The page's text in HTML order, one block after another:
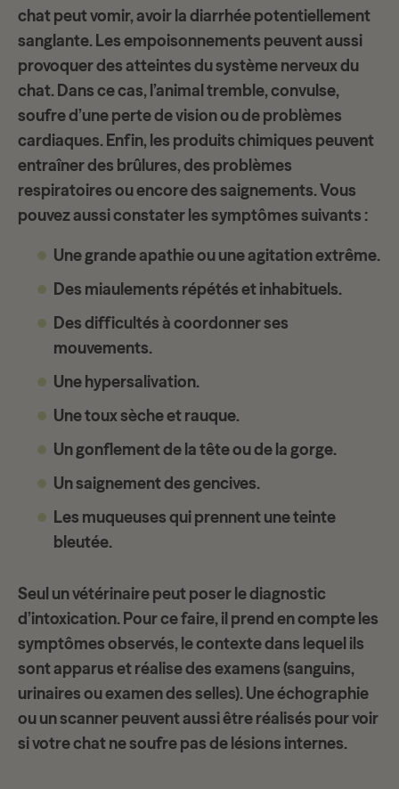
chat peut vomir, avoir la diarrhée potentiellement
sanglante. Les empoisonnements peuvent aussi
provoquer desatteintes du système nerveuxdu
chat. Dans ce cas, l’animal tremble, convulse,
soufre d’une perte de vision ou de problèmes
cardiaques. Enfin, les produits chimiques peuvent
entraîner des brûlures, des problèmes
respiratoires ou encore des saignements. Vous
pouvez aussi constater les symptômes suivants :
Une grande apathie ou une agitation extrême.
Des miaulements répétés et inhabituels.
Des difficultés à coordonner ses
mouvements.
Une hypersalivation.
Une toux sèche et rauque.
Un gonflement de la tête ou de la gorge.
Un saignement des gencives.
Les muqueuses qui prennent une teinte
bleutée.
Seul un vétérinaire peutposer le diagnostic
d’intoxication. Pour ce faire, il prend en compte les
symptômes observés, le contexte dans lequel ils
sont apparus et réalise des examens (sanguins,
urinaires ou examen des selles). Une échographie
ou un scanner peuvent aussi être réalisés pour voir
si votre chat ne soufre pas de lésions internes.